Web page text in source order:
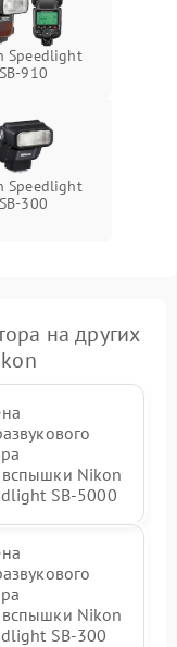
Speedlight
SB-910
Speedlight
SB-300
на других
Nikon
SB-5000
Nikon
SB-300